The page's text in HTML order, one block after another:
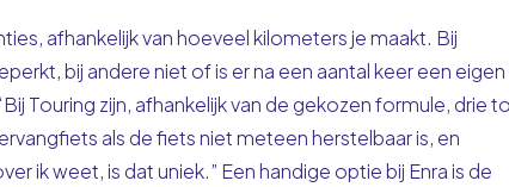
afhankelijk van hoeveel kilometers je maakt. Bij
bij andere niet of is er na een aantal keer een eigen
Touring zijn, afhankelijk van de gekozen formule, drie
als de fiets niet meteen herstelbaar is, en
ik weet, is dat uniek.” Een handige optie bij Enra is de